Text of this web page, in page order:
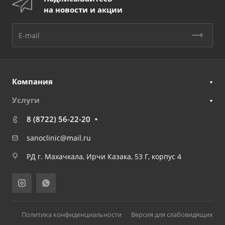
на новости и акции
Компания
Услуги
8 (8722) 56-22-20
sanoclinic@mail.ru
РД г. Махачкала, Ирчи Казака, 53 Г, корпус 4
Политика конфиденциальности Версия для слабовидящих